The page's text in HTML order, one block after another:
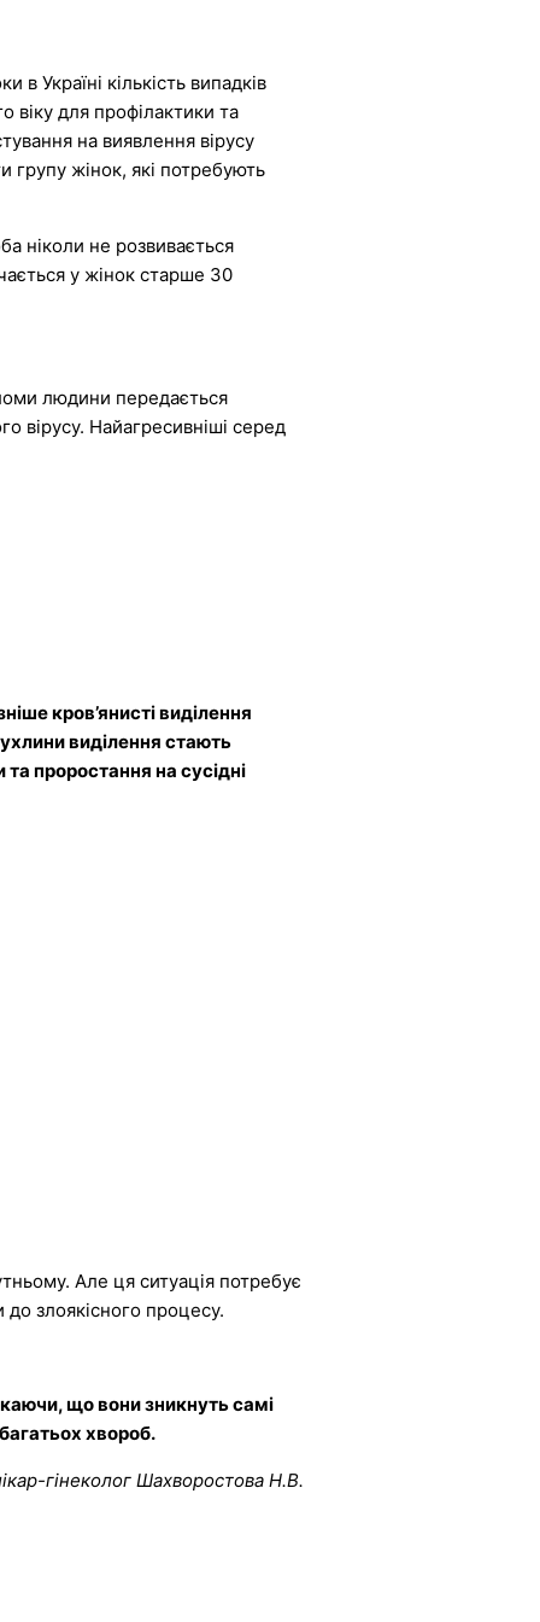
Україні кількість випадків
віку для профілактики та
на виявлення вірусу
групу жінок, які потребують
ніколи не розвивається
у жінок старше 30
людини передається
вірусу. Найагресивніші серед
кров’янисті виділення
виділення стають
проростання на сусідні
Але ця ситуація потребує
злоякісного процесу.
що вони зникнуть самі
хвороб.
гінеколог Шахворостова Н.В.